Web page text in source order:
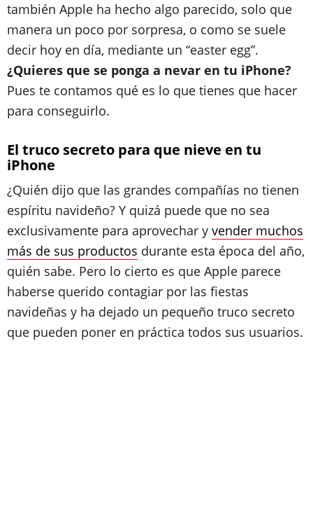
también Apple ha hecho algo parecido, solo que
manera un poco por sorpresa, o como se suele
decir hoy en día, mediante un “easter egg”.
¿Quieres que se ponga a nevar en tu iPhone?
Pues te contamos qué es lo que tienes que hacer
para conseguirlo.
El truco secreto para que nieve en tu
iPhone
¿Quién dijo que las grandes compañías no tienen
espíritu navideño? Y quizá puede que no sea
exclusivamente para aprovechar y vender muchos
más de sus productos durante esta época del año,
quién sabe. Pero lo cierto es que Apple parece
haberse querido contagiar por las fiestas
navideñas y ha dejado un pequeño truco secreto
que pueden poner en práctica todos sus usuarios.